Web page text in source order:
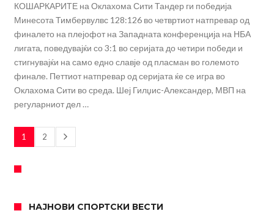
КОШАРКАРИТЕ на Оклахома Сити Тандер ги победија
Минесота Тимбервулвс 128:126 во четвртиот натпревар од
финалето на плејофот на Западната конференција на НБА
лигата, поведувајќи со 3:1 во серијата до четири победи и
стигнувајќи на само едно славје од пласман во големото
финале. Петтиот натпревар од серијата ќе се игра во
Оклахома Сити во среда. Шеј Гилџис-Александер, МВП на
регуларниот дел …
1 2
НАЈНОВИ СПОРТСКИ ВЕСТИ